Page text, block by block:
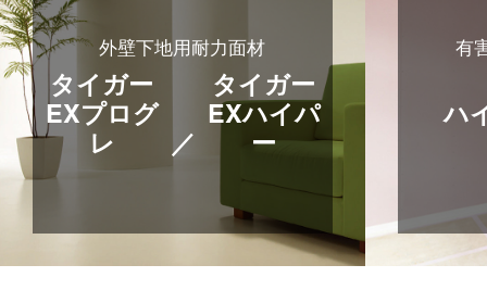
タイガー
EXプログ
レ
／
タイガー
EXハイパ
ー
外壁下地用耐力面材
ハ
有